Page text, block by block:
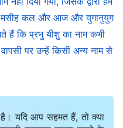
पर शासन करता है; सभी लोग
प्रार्थनाकरते हैं, उसके करीब
हैं। चाहे तुमने परमेश्वर में
चाहे तुम्हारा रुतबा कितना
होकर दर्द भरा अनुनय-
मसीह कल और आज और युगानुयुग
हैं कि प्रभु यीशु का नाम कभी
पर उन्हें किसी अन्य नाम से
यदि आप सहमत हैं, तो क्या